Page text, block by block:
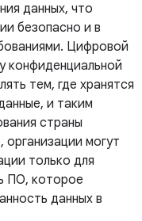
данных, что
безопасно и в
Цифровой
конфиденциальной
тем, где хранятся
и таким
страны
могут
только для
ПО, которое
данных в